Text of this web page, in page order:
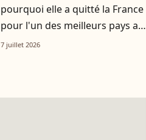
pourquoi elle a quitté la France
pour l'un des meilleurs pays au
monde
7 juillet 2026